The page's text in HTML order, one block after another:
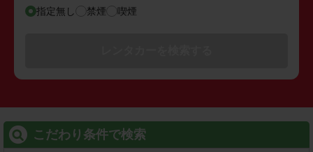
指定無し 禁煙 喫煙
こだわり条件で検索